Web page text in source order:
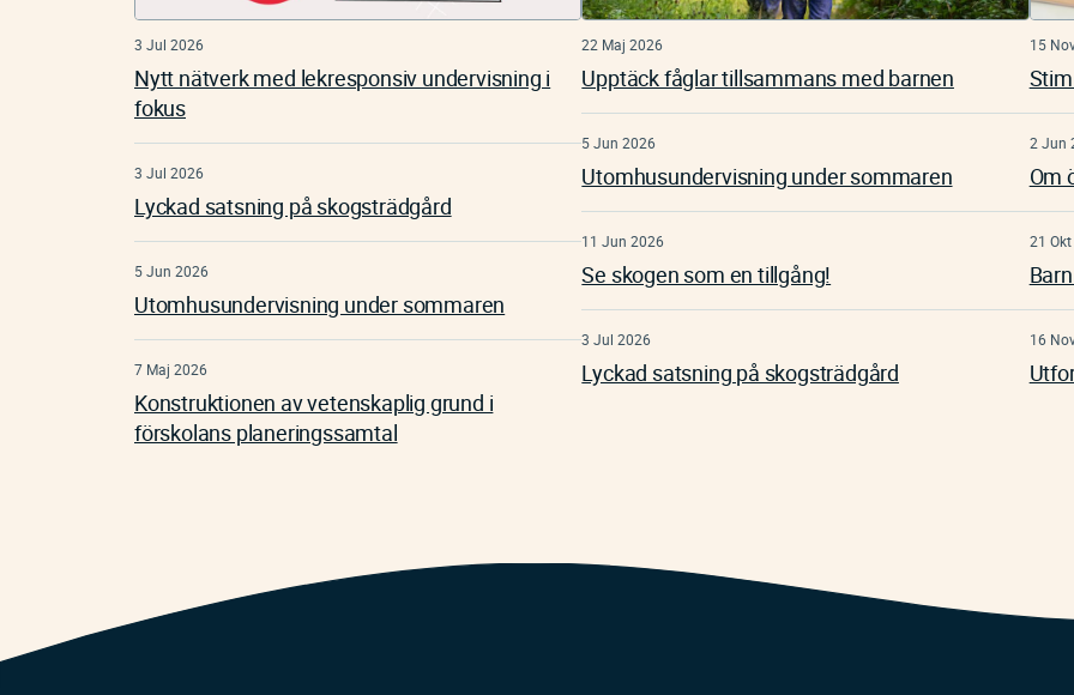
3 Jul 2026
Nytt nätverk med lekresponsiv undervisning i
fokus
3 Jul 2026
Lyckad satsning på skogsträdgård
5 Jun 2026
Utomhusundervisning under sommaren
7 Maj 2026
Konstruktionen av vetenskaplig grund i
förskolans planeringssamtal
22 Maj 2026
Upptäck fåglar tillsammans med barnen
5 Jun 2026
Utomhusundervisning under sommaren
11 Jun 2026
Se skogen som en tillgång!
3 Jul 2026
Lyckad satsning på skogsträdgård
15
2 Jun
Om
21
16